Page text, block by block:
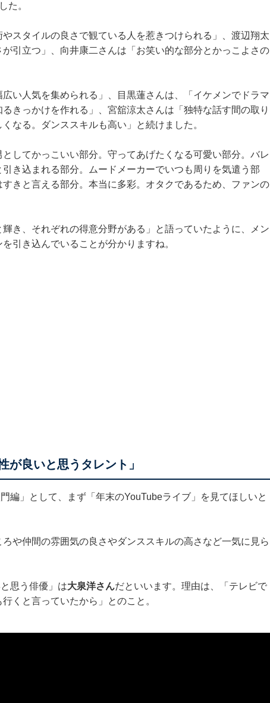
た。
スタイルの良さで観ている人を惹きつけられる」、渡辺翔太
引立つ」、向井康二さんは「お笑い的な部分とかっこよさの
い人気を集められる」、目黒蓮さんは、「イケメンでドラマ
きっかけを作れる」、宮舘涼太さんは「独特な話す間の取り
なる。ダンススキルも高い」と続けました。
してかっこいい部分。守ってあげたくなる可愛い部分。バレ
き込まれる部分。ムードメーカーでいつも周りを気遣う部
きと言える部分。本当に多彩。オタクであるため、ファンの
き、それぞれの得意分野がある」と語っていたように、メン
引き込んでいることが分かりますね。
良いと思うタレント」
編」として、まず「年末のYouTubeライブ」を見てほしいと
や仲間の雰囲気の良さやダンススキルの高さなど一気に見ら
思う俳優」は大泉洋さんだといいます。理由は、「テレビで
くと言っていたから」とのこと。